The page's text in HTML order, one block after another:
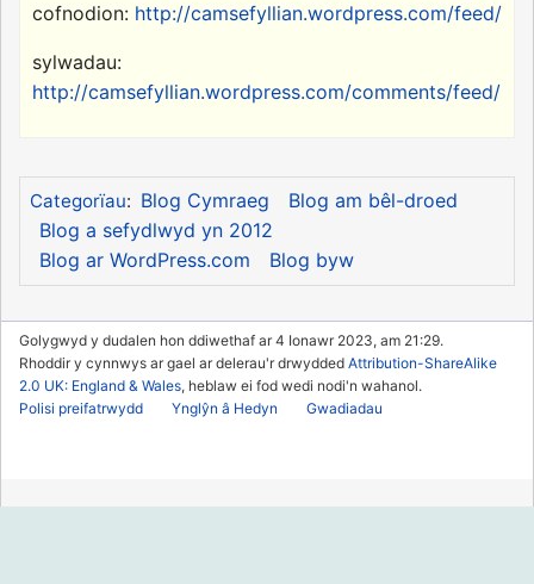
cofnodion: http://camsefyllian.wordpress.com/feed/
sylwadau:
http://camsefyllian.wordpress.com/comments/feed/
Categorïau: Blog Cymraeg
Blog am bêl-droed
Blog a sefydlwyd yn 2012
Blog ar WordPress.com
Blog byw
Golygwyd y dudalen hon ddiwethaf ar 4 Ionawr 2023, am 21:29.
Rhoddir y cynnwys ar gael ar delerau'r drwydded Attribution-ShareAlike
2.0 UK: England & Wales, heblaw ei fod wedi nodi'n wahanol.
Polisi preifatrwydd
Ynglŷn â Hedyn Gwadiadau